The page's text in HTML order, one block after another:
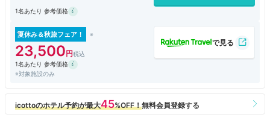
1名あたり 参考価格
夏休み＆秋旅フェア！
23,500
1名あたり 参考価格
※対象施設のみ